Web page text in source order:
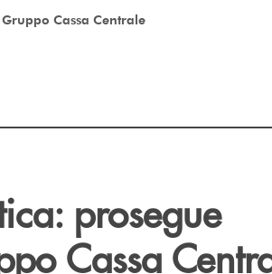
Cassa Centrale
prosegue
Cassa